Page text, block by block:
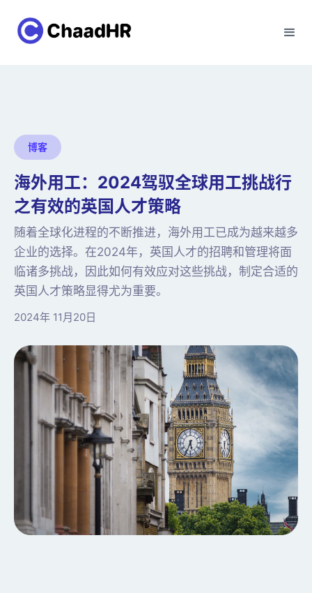
博客
海外用工：2024驾驭全球用工挑战行
之有效的英国人才策略
随着全球化进程的不断推进，海外用工已成为越来越多
企业的选择。在2024年，英国人才的招聘和管理将面
临诸多挑战，因此如何有效应对这些挑战，制定合适的
英国人才策略显得尤为重要。
2024年 11月20日